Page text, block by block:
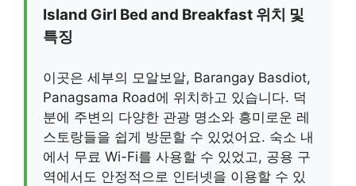
Island Girl Bed and Breakfast 위치 및
특징
이곳은 세부의 모알보알, Barangay Basdiot,
Panagsama Road에 위치하고 있습니다. 덕
분에 주변의 다양한 관광 명소와 흥미로운 레
스토랑들을 쉽게 방문할 수 있었어요. 숙소 내
에서 무료 Wi-Fi를 사용할 수 있었고, 공용 구
역에서도 안정적으로 인터넷을 이용할 수 있